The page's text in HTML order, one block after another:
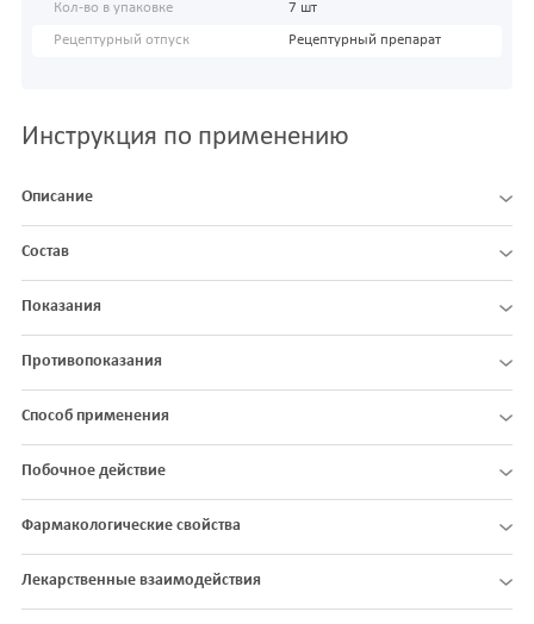
Кол-во в упаковке 7 шт
Рецептурный отпуск Рецептурный препарат
Инструкция по применению
Описание
Состав
Показания
Противопоказания
Способ применения
Побочное действие
Фармакологические свойства
Лекарственные взаимодействия